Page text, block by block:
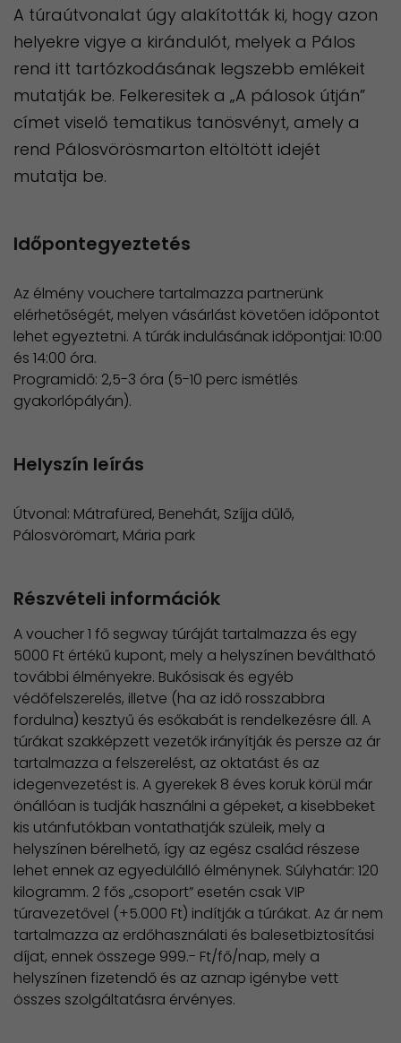
​A túraútvonalat úgy alakították ki, hogy azon
helyekre vigye a kirándulót, melyek a Pálos
rend itt tartózkodásának legszebb emlékeit
mutatják be. Felkeresitek a „A pálosok útján”
címet viselő tematikus tanösvényt, amely a
rend Pálosvörösmarton eltöltött idejét
mutatja be.
Időpontegyeztetés
Az élmény vouchere tartalmazza partnerünk
elérhetőségét, melyen vásárlást követően időpontot
lehet egyeztetni. A túrák indulásának időpontjai: 10:00
és 14:00 óra.
Programidő: 2,5-3 óra (5-10 perc ismétlés
gyakorlópályán).
Helyszín leírás
Útvonal: Mátrafüred, Benehát, Szíjja dűlő,
Pálosvörömart, Mária park
Részvételi információk
A voucher 1 fő segway túráját tartalmazza és egy
5000 Ft értékű kupont, mely a helyszínen beváltható
további élményekre. Bukósisak és egyéb
védőfelszerelés, illetve (ha az idő rosszabbra
fordulna) kesztyű és esőkabát is rendelkezésre áll. A
túrákat szakképzett vezetők irányítják és persze az ár
tartalmazza a felszerelést, az oktatást és az
idegenvezetést is. A gyerekek 8 éves koruk körül már
önállóan is tudják használni a gépeket, a kisebbeket
kis utánfutókban vontathatják szüleik, mely a
helyszínen bérelhető, így az egész család részese
lehet ennek az egyedülálló élménynek. Súlyhatár: 120
kilogramm. 2 fős „csoport” esetén csak VIP
túravezetővel (+5.000 Ft) indítják a túrákat. Az ár nem
tartalmazza az erdőhasználati és balesetbiztosítási
díjat, ennek összege 999.- Ft/fő/nap, mely a
helyszínen fizetendő és az aznap igénybe vett
összes szolgáltatásra érvényes.